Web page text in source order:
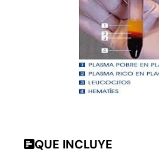
QUE INCLUYE